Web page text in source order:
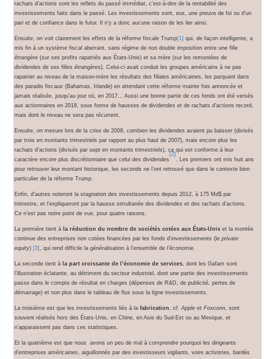
rachats d’actions sont les reflets du passé immédiat, c’est-à-dire de la rentabilité des
investissements faits dans le passé. Les investissements sont, eux, une preuve de foi ou d’un
pari et de confiance dans le futur. Il n’y a donc aucune raison de les lier ainsi.
Ensuite, on voit clairement les effets de la réforme fiscale Trump[1] qui, de façon intelligente, a
mis fin à un système fiscal aberrant, sans régime de non double imposition entre une fille
étrangère (sur ses profits rapatriés aux États-Unis) et sa mère (sur les remontées de
dividendes de ses filles étrangères). Celui-ci avait conduit les groupes américains à ne pas
rapatrier au niveau de la maison-mère les résultats des filiales américaines, les parquant dans
des paradis fiscaux (Bahamas, Irlande) en attendant cette réforme mainte fois annoncée et
jamais réalisée, jusqu’au jour où, en 2017… Aussi une bonne partie de ces fonds ont été versés
aux actionnaires en 2018, sous forme de hausses de dividendes et de rachats d’actions record,
mais dont le niveau ne sera pas récurrent.
Ensuite, on mesure lors de la crise de 2008, combien les dividendes avaient pu baisser (divisés
par trois en montants trimestriels par rapport au plus haut de 2007), mais encore plus les
rachats d’actions (divisés par sept en montants trimestriels), ce qui est conforme à leur
caractère encore plus discrétionnaire que celui des dividendes
[2]
. Les premiers ont mis huit ans
pour retrouver leur montant historique, les seconds ne l’ont retrouvé que dans le contexte bien
particulier de la réforme Trump.
Enfin, d’autres noteront la stagnation des investissements depuis 2012, à 175 Md$ par
trimestre, et l’expliqueront par la hausse simultanée des dividendes et des rachats d’actions.
Ce n’est pas notre point de vue, pour quatre raisons.
La première tient à la réduction du nombre de sociétés cotées aux États-Unis et la montée
continue des entreprises non cotées financées par les fonds d’investissements (le private
equity) [3] , qui rend difficile la généralisation à l’ensemble de l’économie.
La seconde tient à la part croissante de l’économie de services, dont les Gafam sont
l’illustration éclatante, au détriment du secteur industriel, dont une partie des investissements
passe dans le compte de résultat en charges (dépenses de R&D, de publicité, pertes de
démarrage) et non plus dans le tableau de flux sous la ligne investissements.
La troisième est que les investissements liés à la fabrication, cf. Apple et Foxconn, sont
souvent réalisés hors des États-Unis, en Chine, en Asie du Sud-Est ou au Mexique, et
n’apparaissent pas dans ces statistiques.
Et la quatrième est que nous avons un peu de mal à comprendre pourquoi les dirigeants
d’entreprises américaines, aiguillonnés par des investisseurs vigilants, voire activistes, bardés